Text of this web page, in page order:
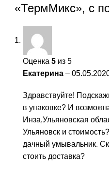
«ТермМикс», с
Оценка 5 из 5
Екатерина –
Здравствуйте!
в упаковке? И
Инза,Ульяновская
Ульяновск и
дачный умывальник.
стоить доставка?